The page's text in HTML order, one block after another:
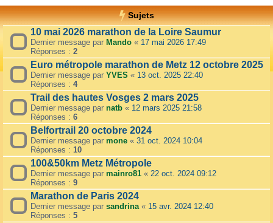
Sujets
10 mai 2026 marathon de la Loire Saumur
Dernier message par Mando « 17 mai 2026 17:49
Réponses : 2
Euro métropole marathon de Metz 12 octobre 2025
Dernier message par YVES « 13 oct. 2025 22:40
Réponses : 4
Trail des hautes Vosges 2 mars 2025
Dernier message par natb « 12 mars 2025 21:58
Réponses : 6
Belfortrail 20 octobre 2024
Dernier message par mone « 31 oct. 2024 10:04
Réponses : 10
100&50km Metz Métropole
Dernier message par mainro81 « 22 oct. 2024 09:12
Réponses : 9
Marathon de Paris 2024
Dernier message par sandrina« 15 avr. 2024 12:40
Réponses : 5